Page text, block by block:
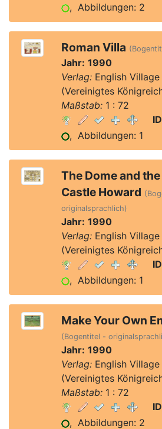
, Abbildungen: 2
Roman Villa
Jahr: 1990
Verlag:English Village
(Vereinigtes
Maßstab:1 : 72
, Abbildungen: 1
The Dome and
Castle Howard
originalsprachlich)
Jahr: 1990
Verlag:English Village
(Vereinigtes
, Abbildungen: 1
Make Your Own
(Bogentitel -
Jahr: 1990
Verlag:English Village
(Vereinigtes
Maßstab:1 : 72
, Abbildungen: 2